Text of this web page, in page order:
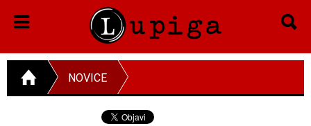
NOVICE